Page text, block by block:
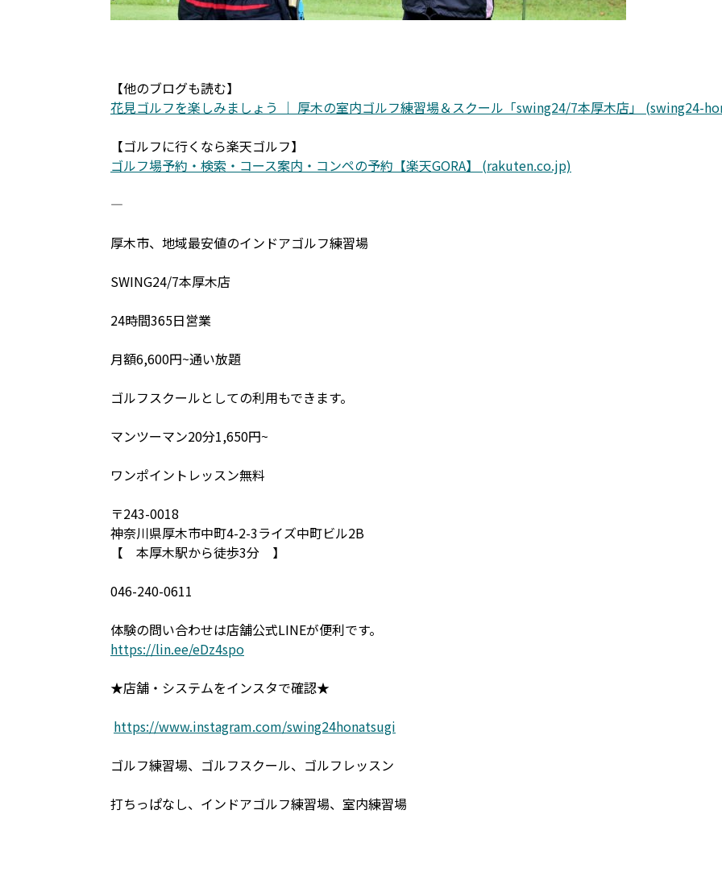
【他のブログも読む】
花見ゴルフを楽しみましょう ｜ 厚木の室内ゴルフ練習場＆スクール「swing24/7本厚木店」 (swing24-
【ゴルフに行くなら楽天ゴルフ】
ゴルフ場予約・検索・コース案内・コンペの予約【楽天GORA】 (rakuten.co.jp)
―――――――――――――――――――――――――
厚木市、地域最安値のインドアゴルフ練習場
SWING24/7本厚木店
24時間365日営業
月額6,600円~通い放題
ゴルフスクールとしての利用もできます。
マンツーマン20分1,650円~
ワンポイントレッスン無料
〒243-0018
神奈川県厚木市中町4-2-3ライズ中町ビル2B
【 本厚木駅から徒歩3分 】
046-240-0611
体験の問い合わせは店舗公式LINEが便利です。
https://lin.ee/eDz4spo
★店舗・システムをインスタで確認★
https://www.instagram.com/swing24honatsugi
ゴルフ練習場、ゴルフスクール、ゴルフレッスン
打ちっぱなし、インドアゴルフ練習場、室内練習場